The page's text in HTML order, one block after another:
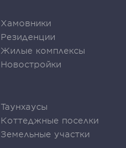
Хамовники
Резиденции
Жилые комплексы
Новостройки
Таунхаусы
Коттеджные поселки
Земельные участки